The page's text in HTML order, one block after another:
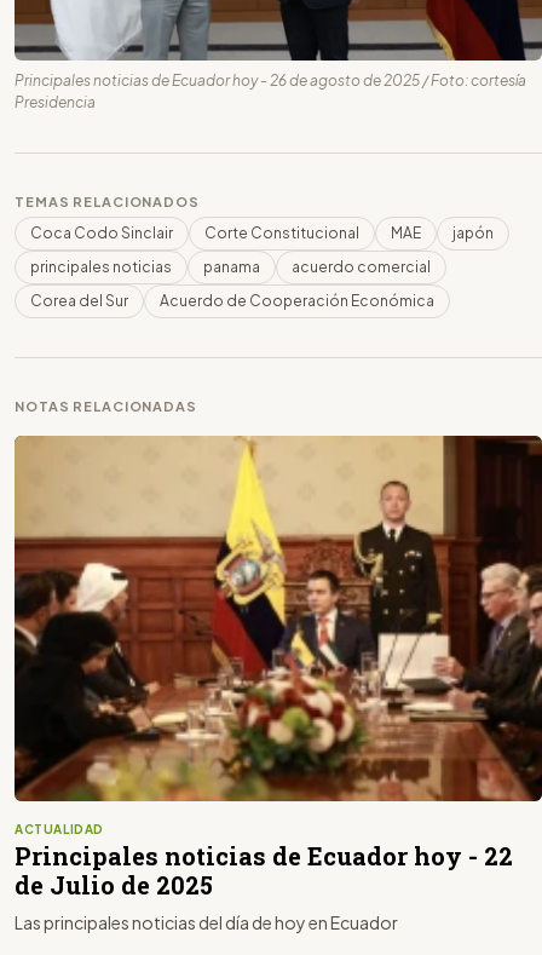
Principales noticias de Ecuador hoy - 26 de agosto de 2025 / Foto: cortesía
Presidencia
TEMAS RELACIONADOS
Coca Codo Sinclair Corte Constitucional MAE
japón
principales noticias
panama
acuerdo comercial
Corea del Sur
Acuerdo de Cooperación Económica
NOTAS RELACIONADAS
ACTUALIDAD
Principales noticias de Ecuador hoy - 22
de Julio de 2025
Las principales noticias del día de hoy en Ecuador